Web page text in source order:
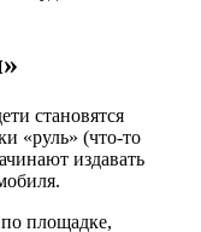
становятся
«руль» (что-то
издавать
площадке,